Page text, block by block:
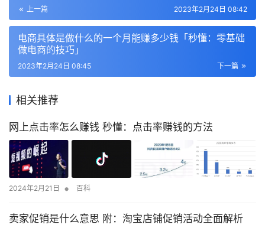
上一篇 2023年2月24日 08:42
电商具体是做什么的一个月能赚多少钱「秒懂：零基础
做电商的技巧」
下一篇
2023年2月24日 08:45
相关推荐
网上点击率怎么赚钱 秒懂：点击率赚钱的方法
2024年2月21日 • 百科
卖家促销是什么意思 附：淘宝店铺促销活动全面解析